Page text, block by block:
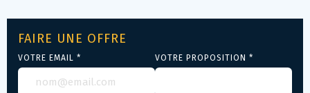
FAIRE UNE OFFRE
VOTRE EMAIL * VOTRE PROPOSITION *